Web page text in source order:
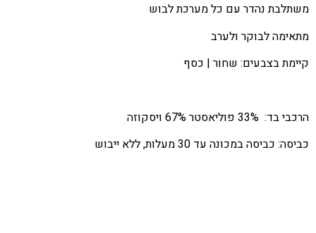
משתלבת נהדר עם כל מערכת לבוש
מתאימה לבוקר ולערב
קיימת בצבעים: שחור | כסף
הרכבי בד: 33% פוליאסטר 67% ויסקוזה
כביסה: כביסה במכונה עד 30 מעלות, ללא ייבוש